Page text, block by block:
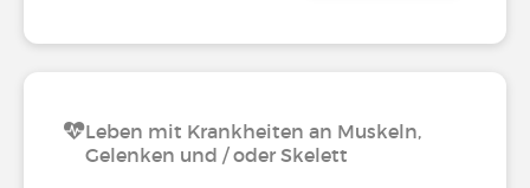
Leben mit Krankheiten an Muskeln,
Gelenken und / oder Skelett